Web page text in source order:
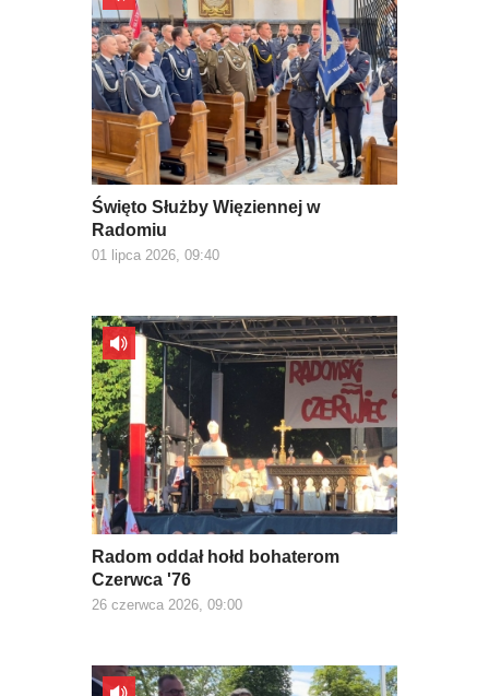
Święto Służby Więziennej w
Radomiu
01 lipca 2026, 09:40
Radom oddał hołd bohaterom
Czerwca '76
26 czerwca 2026, 09:00